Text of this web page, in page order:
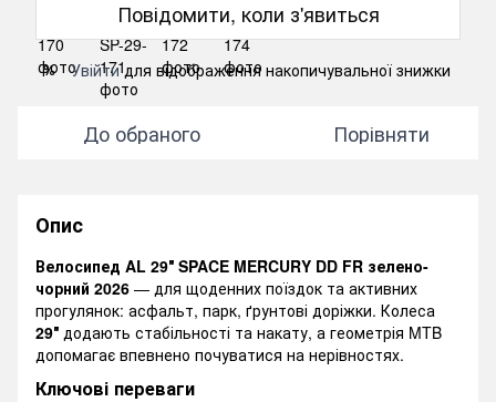
Повідомити, коли з'явиться
% Увійтидля відображення накопичувальної знижки
До обраного Порівняти
Опис
Велосипед AL 29″ SPACE MERCURY DD FR зелено-
чорний 2026 — для щоденних поїздок та активних
прогулянок: асфальт, парк, ґрунтові доріжки. Колеса
29″ додають стабільності та накату, а геометрія MTB
допомагає впевнено почуватися на нерівностях.
Ключові переваги